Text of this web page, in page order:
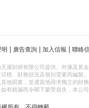
廣告查詢 加入信報 聯絡
滙財經有限公司提供。外滙及黃金
標、財務狀況及個別需要而編製
他因素，並適當地尋求獨立的財
有錯漏而令閣下蒙受損失，本公司